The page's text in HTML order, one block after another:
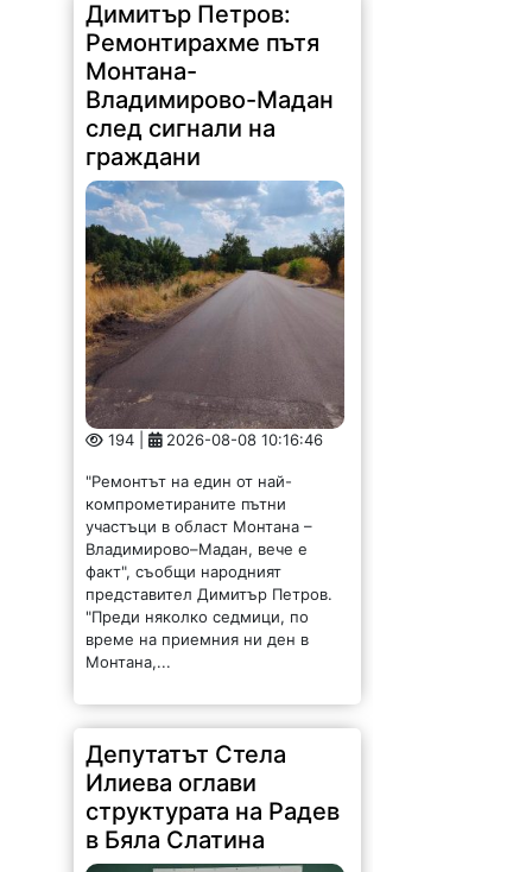
Димитър Петров:
Ремонтирахме пътя
Монтана-
Владимирово-Мадан
след сигнали на
граждани
194 | 2026-08-08 10:16:46
"Ремонтът на един от най-
компрометираните пътни
участъци в област Монтана –
Владимирово–Мадан, вече е
факт", съобщи народният
представител Димитър Петров.
"Преди няколко седмици, по
време на приемния ни ден в
Монтана,...
Депутатът Стела
Илиева оглави
структурата на Радев
в Бяла Слатина